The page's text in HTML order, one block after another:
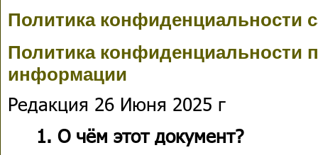
Политика конфиденциальности
Политика конфиденциальности
информации
Редакция 26 Июня 2025 г
1. О чём этот документ?